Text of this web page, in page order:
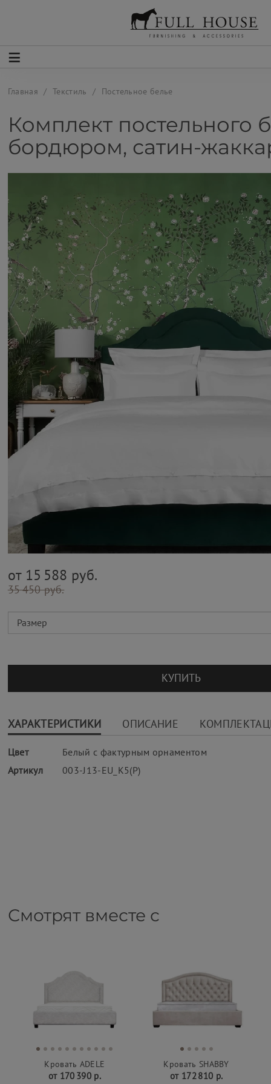
Главная Текстиль Постельное белье
Комплект постельного
бордюром, сатин-
от 15 588 руб.
35 450 руб.
КУПИТЬ
ХАРАКТЕРИСТИКИ ОПИСАНИЕ
Цвет
Белый с фактурным орнаментом
Артикул
003-J13-EU_K5(P)
Смотрят вместе с
Кровать ADELE
от 170 390 р.
Кровать SHABBY
от 172 810 р.